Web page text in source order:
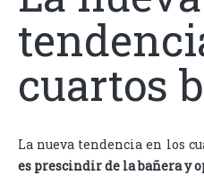
cuartos
La nueva tendencia en los
es prescindir de la bañera y